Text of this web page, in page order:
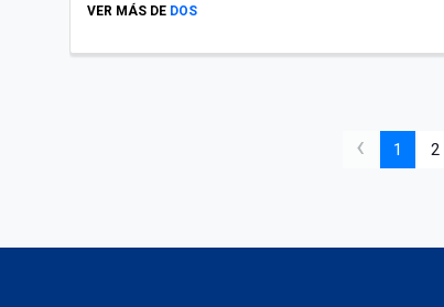
VER MÁS DE DOS
‹ 1 2